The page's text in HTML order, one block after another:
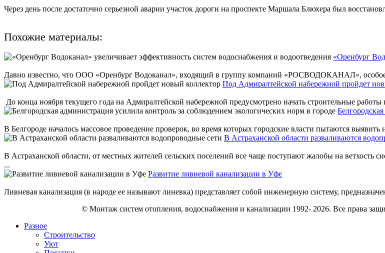
Через день после достаточно серьезной аварии участок дороги на проспекте Маршала Блюхера был
Похожие материалы:
«Оренбург
Давно известно, что ООО «Оренбург Водоканал», входящий в группу компаний «РОСВОДОКАНАЛ», особое
Под Адмиралтейской набережной пройдет
До конца ноября текущего года на Адмиралтейской набережной предусмотрено начать строительные
В Белгороде началось массовое проведение проверок, во время которых городские власти пытаются
В Астраханской области разваливаются
В Астраханской области, от местных жителей сельских поселений все чаще поступают жалобы на ветхость
...
Развитие ливневой канализации в Уфе
Ливневая канализация (в народе ее называют линевка) представляет собой инженерную систему,
© Монтаж систем отопления, водоснабжения и канализации 1992- 2026. Все права
Разное
Строительство
Уют